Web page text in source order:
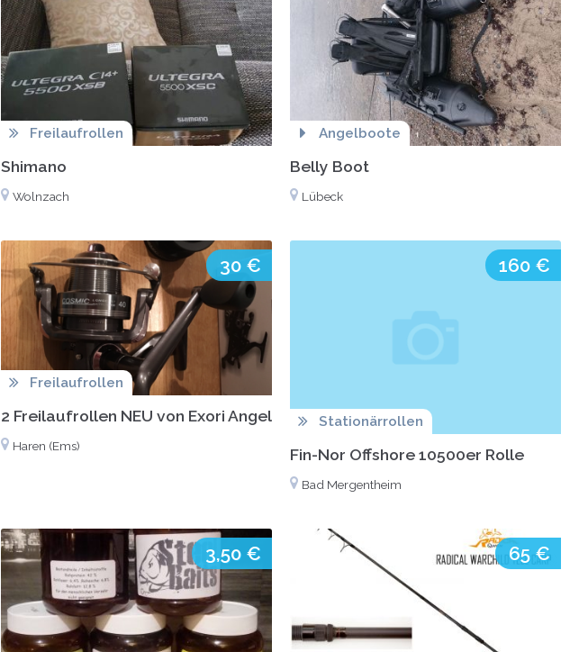
Freilaufrollen
Shimano
Wolnzach
Angelboote
Belly Boot
Lübeck
30 €
Freilaufrollen
2 Freilaufrollen NEU von Exori Angeln Karpfen Hecht Zander
Haren (Ems)
160 €
Stationärrollen
Fin-Nor Offshore 10500er Rolle
Bad Mergentheim
3,50 € 65 €